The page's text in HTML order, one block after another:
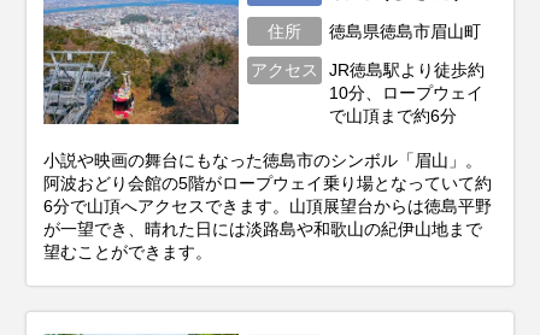
住所 徳島県徳島市眉山町
アクセス
JR徳島駅より徒歩約
10分、ロープウェイ
で山頂まで約6分
小説や映画の舞台にもなった徳島市のシンボル「眉山」。
阿波おどり会館の5階がロープウェイ乗り場となっていて約
6分で山頂へアクセスできます。山頂展望台からは徳島平野
が一望でき、晴れた日には淡路島や和歌山の紀伊山地まで
望むことができます。